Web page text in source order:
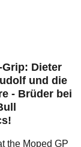
Grip: Dieter
und die
- Brüder bei